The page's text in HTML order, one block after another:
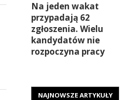
Na jeden wakat
przypadają 62
zgłoszenia. Wielu
kandydatów nie
rozpoczyna pracy
NAJNOWSZE ARTYKUŁY